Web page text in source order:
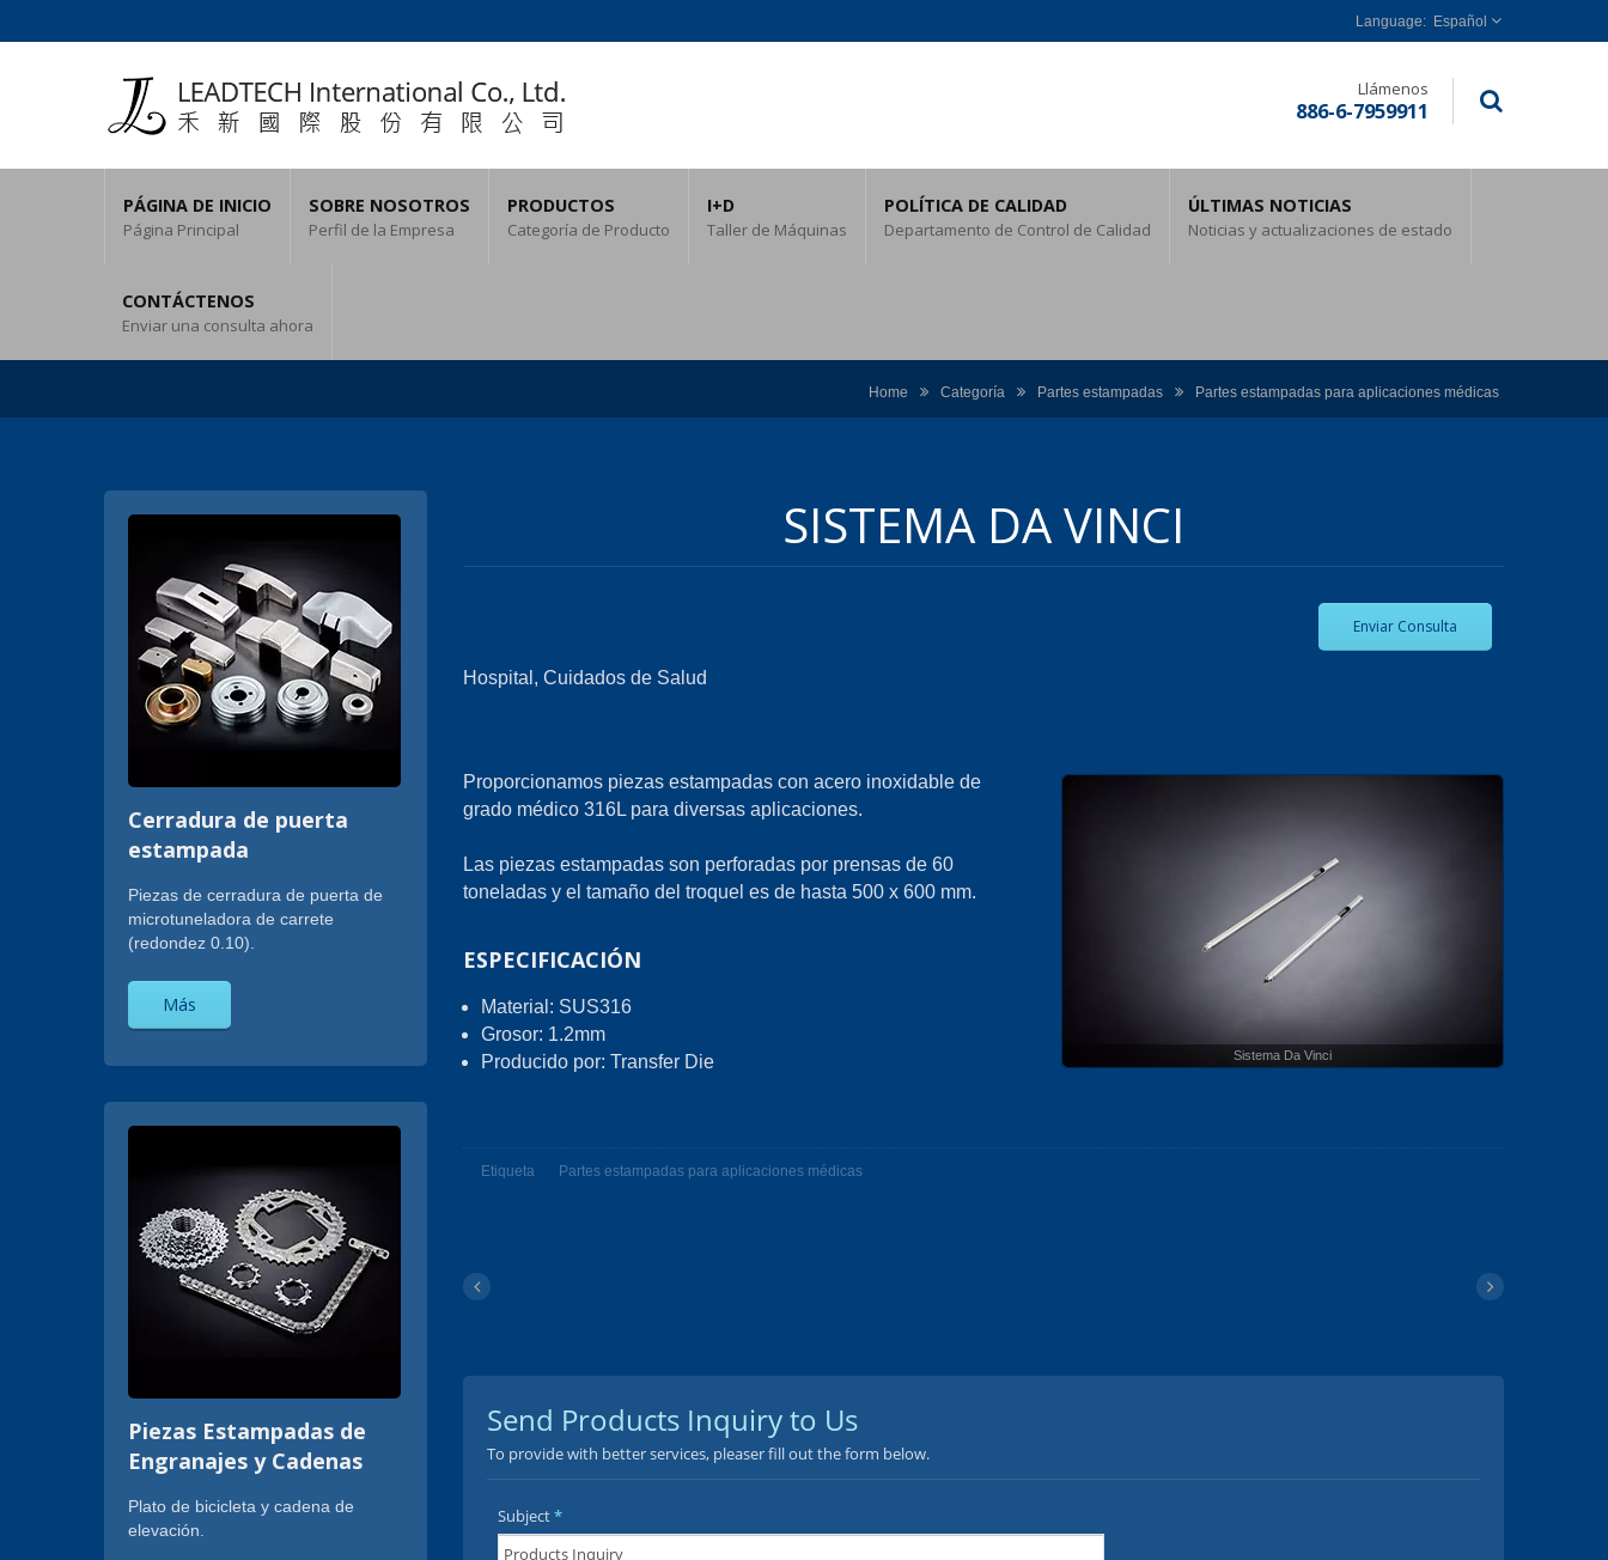
Español
Llámenos
886-6-7959911
PÁGINA DE INICIO
Página Principal
SOBRE NOSOTROS
Perfil de la Empresa
PRODUCTOS
Categoría de Producto
I+D
Taller de Máquinas
POLÍTICA DE CALIDAD
Departamento de Control de Calidad
ÚLTIMAS NOTICIAS
Noticias y actualizaciones de estado
CONTÁCTENOS
Enviar una consulta ahora
Home Categoría Partes estampadas Partes estampadas para aplicaciones médicas
Cerradura de puerta
estampada
Piezas de cerradura de puerta de
microtuneladora de carrete
(redondez 0.10).
Más
Piezas Estampadas de
Engranajes y Cadenas
Plato de bicicleta y cadena de
elevación.
SISTEMA DA VINCI
Enviar Consulta
Hospital, Cuidados de Salud
Sistema Da Vinci
Proporcionamos piezas estampadas con acero inoxidable de
grado médico 316L para diversas aplicaciones.
Las piezas estampadas son perforadas por prensas de 60
toneladas y el tamaño del troquel es de hasta 500 x 600 mm.
ESPECIFICACIÓN
Material: SUS316
Grosor: 1.2mm
Producido por: Transfer Die
Etiqueta Partes estampadas para aplicaciones médicas